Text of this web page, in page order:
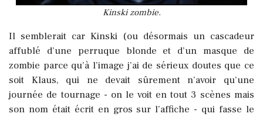
Kinski zombie.
Il semblerait car Kinski (ou désormais un cascadeur
affublé d’une perruque blonde et d’un masque de
zombie parce qu’à l’image j’ai de sérieux doutes que ce
soit Klaus, qui ne devait sûrement n’avoir qu’une
journée de tournage - on le voit en tout 3 scènes mais
son nom était écrit en gros sur l’affiche - qui fasse le